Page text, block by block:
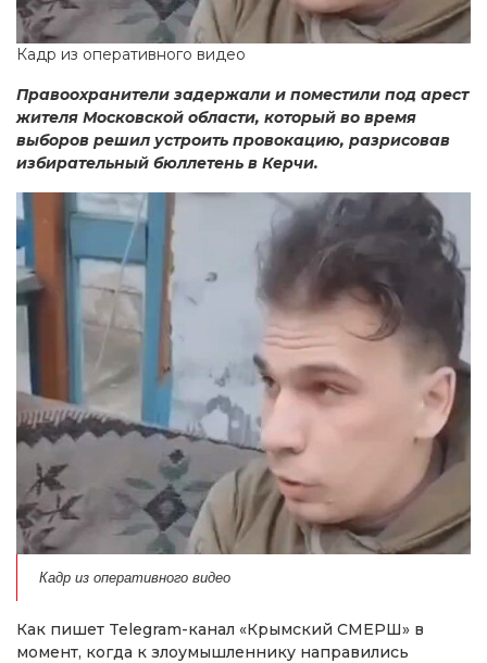
Кадр из оперативного видео
Правоохранители задержали и поместили под арест
жителя Московской области, который во время
выборов решил устроить провокацию, разрисовав
избирательный бюллетень в Керчи.
Кадр из оперативного видео
Как пишет Telegram-канал «Крымский СМЕРШ» в
момент, когда к злоумышленнику направились